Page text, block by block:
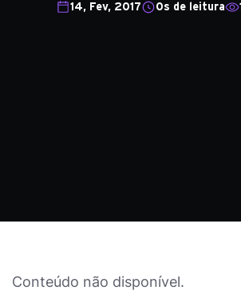
14, Fev, 2017 0s de leitura
Conteúdo não disponível.